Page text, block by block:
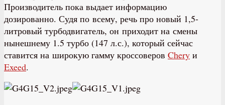
Производитель пока выдает информацию
дозированно. Судя по всему, речь про новый 1,5-
литровый турбодвигатель, он приходит на смены
нынешнему 1.5 турбо (147 л.с.), который сейчас
ставится на широкую гамму кроссоверов Chery и
Exeed.